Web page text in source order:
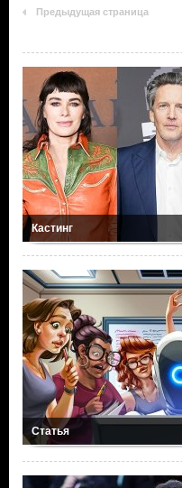
Предыдущая страница
Кастинг
Статья